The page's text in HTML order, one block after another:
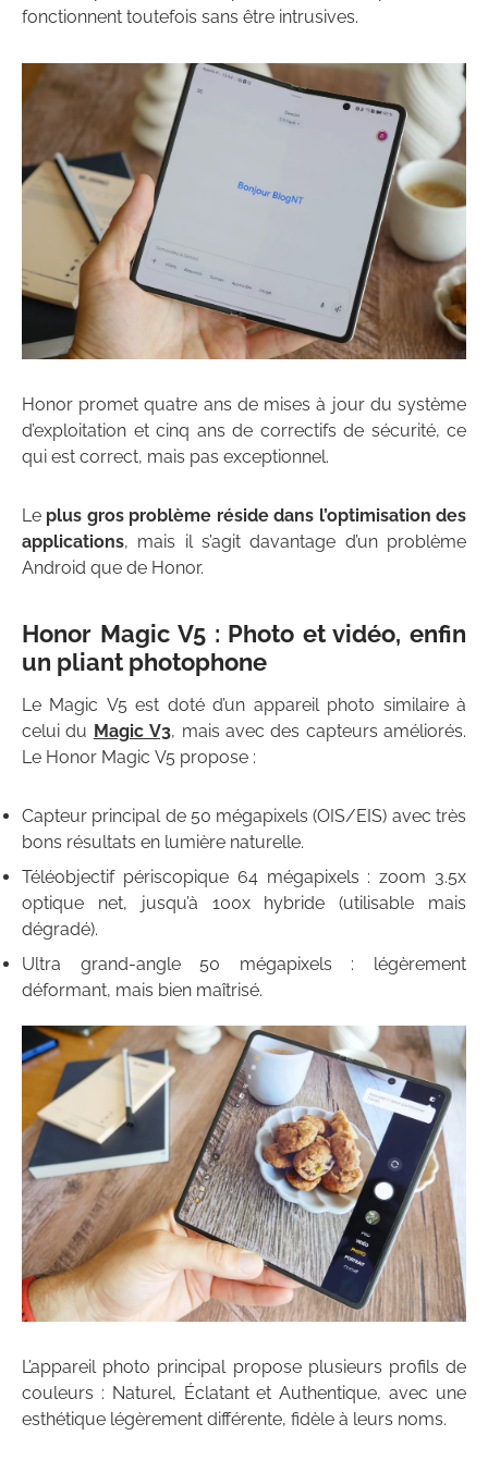
fonctionnent toutefois sans être intrusives.
Honor promet quatre ans de mises à jour du système
d’exploitation et cinq ans de correctifs de sécurité, ce
qui est correct, mais pas exceptionnel.
Le plus gros problème réside dans l’optimisation des
applications, mais il s’agit davantage d’un problème
Android que de Honor.
Honor Magic V5 : Photo et vidéo, enfin
un pliant photophone
Le Magic V5 est doté d’un appareil photo similaire à
celui du Magic V3, mais avec des capteurs améliorés.
Le Honor Magic V5 propose :
Capteur principal de 50 mégapixels (OIS/EIS) avec très
bons résultats en lumière naturelle.
Téléobjectif périscopique 64 mégapixels : zoom 3.5x
optique net, jusqu’à 100x hybride (utilisable mais
dégradé).
Ultra grand-angle 50 mégapixels : légèrement
déformant, mais bien maîtrisé.
L’appareil photo principal propose plusieurs profils de
couleurs : Naturel, Éclatant et Authentique, avec une
esthétique légèrement différente, fidèle à leurs noms.